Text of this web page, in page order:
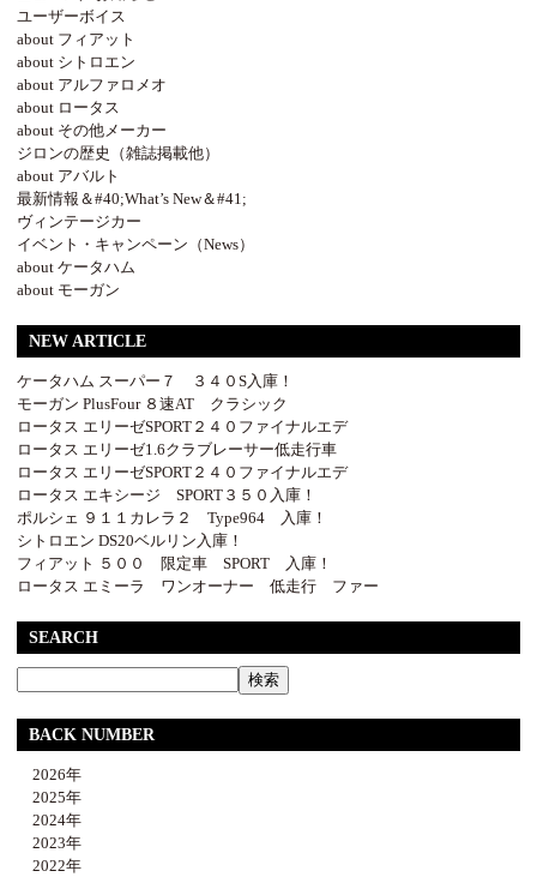
ユーザーボイス
about フィアット
about シトロエン
about アルファロメオ
about ロータス
about その他メーカー
ジロンの歴史（雑誌掲載他）
about アバルト
最新情報＆#40;What’s New＆#41;
ヴィンテージカー
イベント・キャンペーン（News）
about ケータハム
about モーガン
NEW ARTICLE
ケータハム スーパー７ ３４０S入庫！
モーガン PlusFour ８速AT クラシック
ロータス エリーゼSPORT２４０ファイナルエデ
ロータス エリーゼ1.6クラブレーサー低走行車
ロータス エリーゼSPORT２４０ファイナルエデ
ロータス エキシージ SPORT３５０入庫！
ポルシェ ９１１カレラ２ Type964 入庫！
シトロエン DS20ベルリン入庫！
フィアット ５００ 限定車 SPORT 入庫！
ロータス エミーラ ワンオーナー 低走行 ファー
SEARCH
BACK NUMBER
2026年
2025年
2024年
2023年
2022年